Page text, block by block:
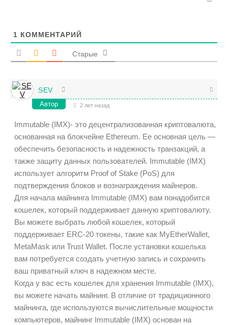
1 КОММЕНТАРИЙ
Старые
SEV
Автор 2 лет назад
Immutable (IMX)- это децентрализованная криптовалюта,
основанная на блокчейне Ethereum. Ее основная цель —
обеспечить безопасность и надежность транзакций, а
также защиту данных пользователей. Immutable (IMX)
использует алгоритм Proof of Stake (PoS) для
подтверждения блоков и вознаграждения майнеров.
Для начала майнинга Immutable (IMX) вам понадобится
кошелек, который поддерживает данную криптовалюту.
Вы можете выбрать любой кошелек, который
поддерживает ERC-20 токены, такие как MyEtherWallet,
MetaMask или Trust Wallet. После установки кошелька
вам потребуется создать учетную запись и сохранить
ваш приватный ключ в надежном месте.
Когда у вас есть кошелек для хранения Immutable (IMX),
вы можете начать майнинг. В отличие от традиционного
майнинга, где используются вычислительные мощности
компьютеров, майнинг Immutable (IMX) основан на